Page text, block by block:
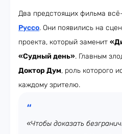
Два предстоящих фильма
Руссо. Они появились на
проекта, который заменит
«Судный день». Главным
Доктор Дум, роль которого
каждому зрителю.
«Чтобы доказать